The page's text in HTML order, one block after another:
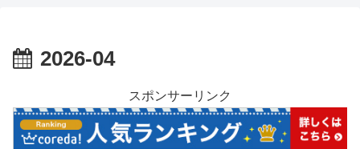
2026-04
スポンサーリンク